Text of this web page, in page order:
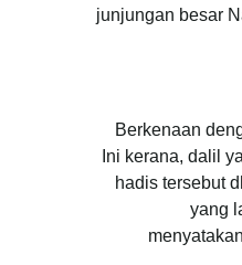
junjungan besar
Berkenaan
Ini kerana, dalil
hadis tersebut
yang